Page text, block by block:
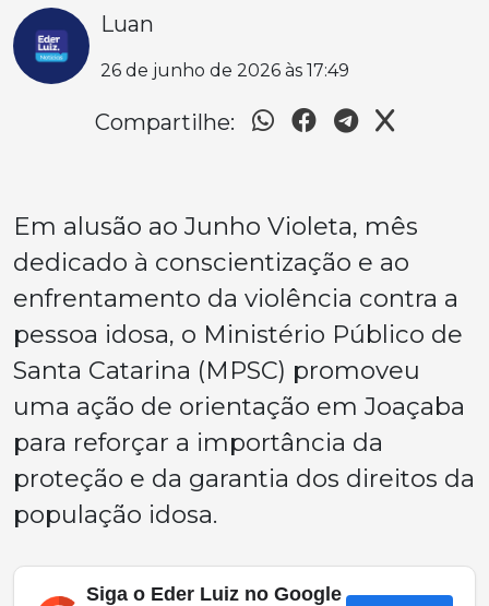
Luan
26 de junho de 2026 às 17:49
Compartilhe:
Em alusão ao Junho Violeta, mês
dedicado à conscientização e ao
enfrentamento da violência contra a
pessoa idosa, o Ministério Público de
Santa Catarina (MPSC) promoveu
uma ação de orientação em Joaçaba
para reforçar a importância da
proteção e da garantia dos direitos da
população idosa.
Siga o Eder Luiz no Google